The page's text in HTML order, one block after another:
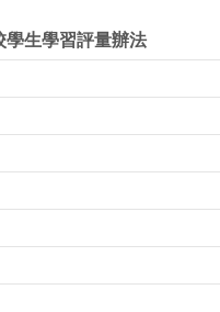
學生學習評量辦法